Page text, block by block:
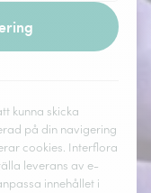
kunna skicka
på din navigering
cookies. Interflora
leverans av e-
innehållet i